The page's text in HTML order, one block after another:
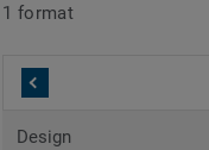
1 format
Design